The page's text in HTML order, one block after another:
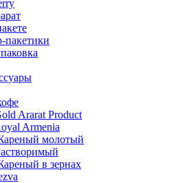
пакетики
Ararat Product
Armenia
молотый
в зернах